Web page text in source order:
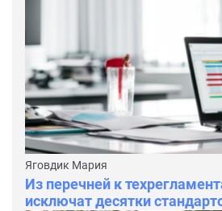
Яговдик Мария
Из перечней к
исключат десятки